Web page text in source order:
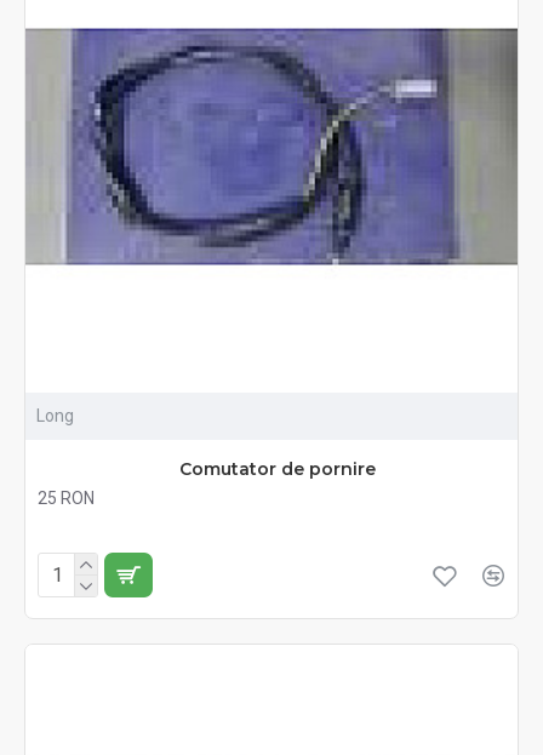
Long
Comutator de pornire
25 RON